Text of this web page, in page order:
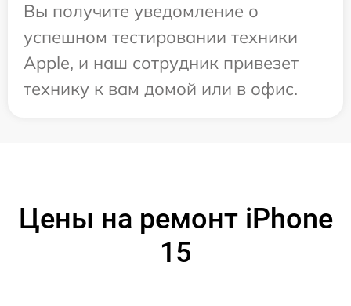
Вы получите уведомление о
успешном тестировании техники
Apple, и наш сотрудник привезет
технику к вам домой или в офис.
Цены на ремонт iPhone
15